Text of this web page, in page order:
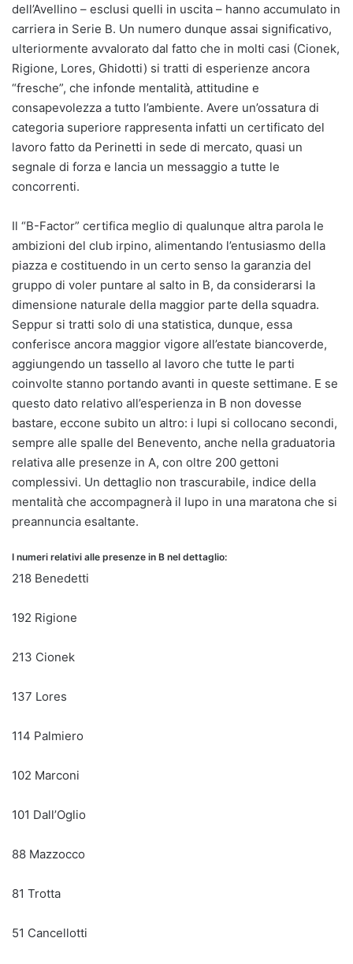
dell’Avellino – esclusi quelli in uscita – hanno accumulato in
carriera in Serie B. Un numero dunque assai significativo,
ulteriormente avvalorato dal fatto che in molti casi (Cionek,
Rigione, Lores, Ghidotti) si tratti di esperienze ancora
“fresche”, che infonde mentalità, attitudine e
consapevolezza a tutto l’ambiente. Avere un’ossatura di
categoria superiore rappresenta infatti un certificato del
lavoro fatto da Perinetti in sede di mercato, quasi un
segnale di forza e lancia un messaggio a tutte le
concorrenti.
Il “B-Factor” certifica meglio di qualunque altra parola le
ambizioni del club irpino, alimentando l’entusiasmo della
piazza e costituendo in un certo senso la garanzia del
gruppo di voler puntare al salto in B, da considerarsi la
dimensione naturale della maggior parte della squadra.
Seppur si tratti solo di una statistica, dunque, essa
conferisce ancora maggior vigore all’estate biancoverde,
aggiungendo un tassello al lavoro che tutte le parti
coinvolte stanno portando avanti in queste settimane. E se
questo dato relativo all’esperienza in B non dovesse
bastare, eccone subito un altro: i lupi si collocano secondi,
sempre alle spalle del Benevento, anche nella graduatoria
relativa alle presenze in A, con oltre 200 gettoni
complessivi. Un dettaglio non trascurabile, indice della
mentalità che accompagnerà il lupo in una maratona che si
preannuncia esaltante.
I numeri relativi alle presenze in B nel dettaglio:
218 Benedetti
192 Rigione
213 Cionek
137 Lores
114 Palmiero
102 Marconi
101 Dall’Oglio
88 Mazzocco
81 Trotta
51 Cancellotti